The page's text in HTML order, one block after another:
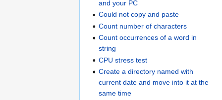
and your PC
Could not copy and paste
Count number of characters
Count occurrences of a word in
string
CPU stress test
Create a directory named with
current date and move into it at the
same time